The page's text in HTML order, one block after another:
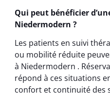
Qui peut bénéficier
Niedermodern ?
Les patients en suivi
ou mobilité réduite
à Niedermodern .
répond à ces situations
confort et continuité des